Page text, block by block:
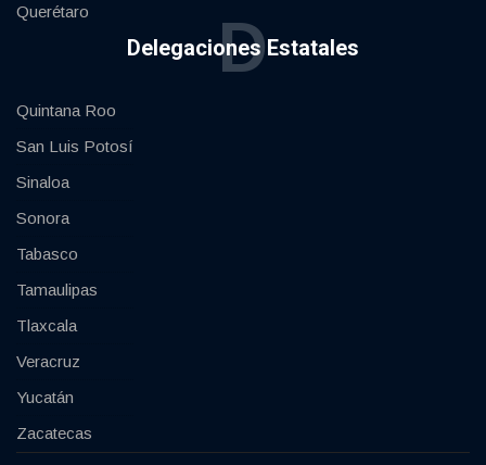
Querétaro
Delegaciones Estatales
D
Quintana Roo
San Luis Potosí
Sinaloa
Sonora
Tabasco
Tamaulipas
Tlaxcala
Veracruz
Yucatán
Zacatecas